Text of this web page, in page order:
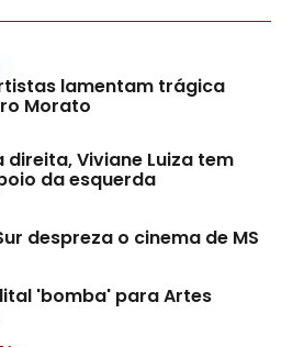
lamentam trágica
Morato
Viviane Luiza tem
da esquerda
despreza o cinema de MS
'bomba' para Artes